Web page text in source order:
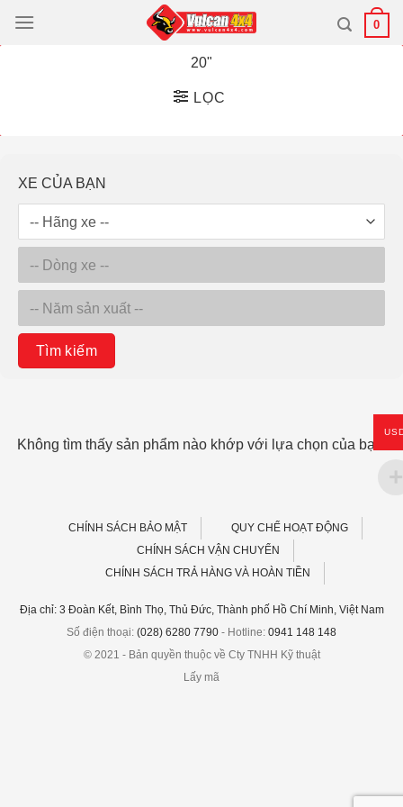
qua
0
20"
LỌC
XE CỦA BẠN
Tìm kiếm
Không tìm thấy sản phẩm nào khớp với lựa chọn của bạn.
CHÍNH SÁCH BẢO MẬT
QUY CHẾ HOẠT ĐỘNG
CHÍNH SÁCH VẬN CHUYỂN
CHÍNH SÁCH TRẢ HÀNG VÀ HOÀN TIỀN
Địa chỉ: 3 Đoàn Kết, Bình Thọ, Thủ Đức, Thành phố Hồ Chí Minh, Việt Nam
Số điện thoại: (028) 6280 7790 - Hotline: 0941 148 148
© 2021 - Bản quyền thuộc về Cty TNHH Kỹ thuật
Lấy mã